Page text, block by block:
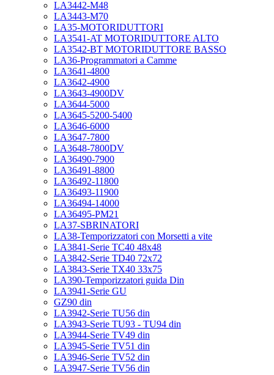
LA3442-M48
LA3443-M70
LA35-MOTORIDUTTORI
LA3541-AT MOTORIDUTTORE ALTO
LA3542-BT MOTORIDUTTORE BASSO
LA36-Programmatori a Camme
LA3641-4800
LA3642-4900
LA3643-4900DV
LA3644-5000
LA3645-5200-5400
LA3646-6000
LA3647-7800
LA3648-7800DV
LA36490-7900
LA36491-8800
LA36492-11800
LA36493-11900
LA36494-14000
LA36495-PM21
LA37-SBRINATORI
LA38-Temporizzatori con Morsetti a vite
LA3841-Serie TC40 48x48
LA3842-Serie TD40 72x72
LA3843-Serie TX40 33x75
LA390-Temporizzatori guida Din
LA3941-Serie GU
GZ90 din
LA3942-Serie TU56 din
LA3943-Serie TU93 - TU94 din
LA3944-Serie TV49 din
LA3945-Serie TV51 din
LA3946-Serie TV52 din
LA3947-Serie TV56 din